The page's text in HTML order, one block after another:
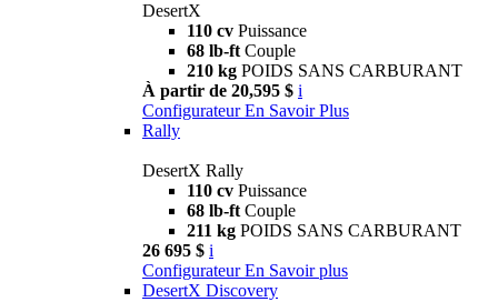
DesertX
110 cv Puissance
68 lb-ft Couple
210 kg POIDS SANS CARBURANT
À partir de 20,595 $ i
Configurateur En Savoir Plus
Rally
DesertX Rally
110 cv Puissance
68 lb-ft Couple
211 kg POIDS SANS CARBURANT
26 695 $ i
Configurateur En Savoir plus
DesertX Discovery